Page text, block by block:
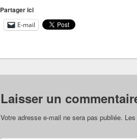
Partager ici
E-mail
Laisser un
Votre adresse e-mail ne sera pas publiée.